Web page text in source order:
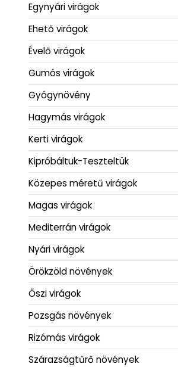
Egynyári virágok
Ehető virágok
Évelő virágok
Gumós virágok
Gyógynövény
Hagymás virágok
Kerti virágok
Kipróbáltuk-Teszteltük
Közepes méretű virágok
Magas virágok
Mediterrán virágok
Nyári virágok
Örökzöld növények
Őszi virágok
Pozsgás növények
Rizómás virágok
Szárazságtűrő növények